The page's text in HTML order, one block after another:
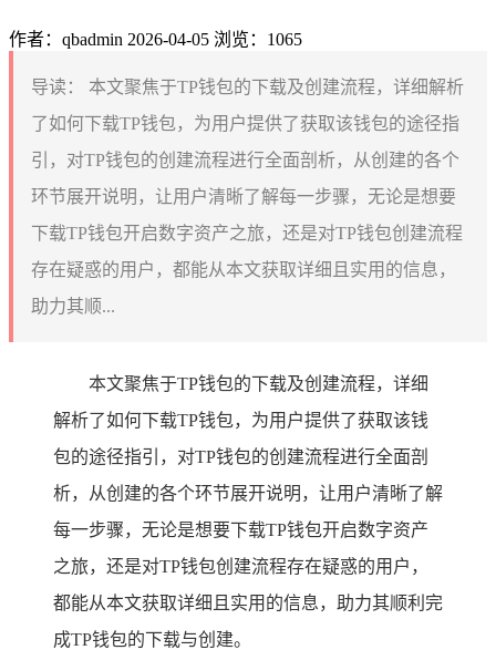
作者：qbadmin 2026-04-05 浏览：1065
导读：
本文聚焦于TP钱包的下载及创建流程，详细解析
了如何下载TP钱包，为用户提供了获取该钱包的途径指
引，对TP钱包的创建流程进行全面剖析，从创建的各个
环节展开说明，让用户清晰了解每一步骤，无论是想要
下载TP钱包开启数字资产之旅，还是对TP钱包创建流程
存在疑惑的用户，都能从本文获取详细且实用的信息，
助力其顺...
本文聚焦于TP钱包的下载及创建流程，详细
解析了如何下载TP钱包，为用户提供了获取该钱
包的途径指引，对TP钱包的创建流程进行全面剖
析，从创建的各个环节展开说明，让用户清晰了解
每一步骤，无论是想要下载TP钱包开启数字资产
之旅，还是对TP钱包创建流程存在疑惑的用户，
都能从本文获取详细且实用的信息，助力其顺利完
成TP钱包的下载与创建。